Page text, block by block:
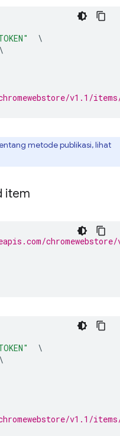
\
\
v1.1/
metode publikasi, lihat
item
\
\
v1.1/